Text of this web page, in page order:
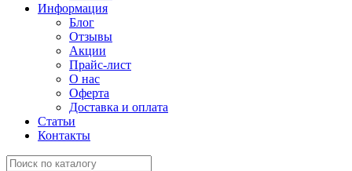
Информация
Блог
Отзывы
Акции
Прайс-лист
О нас
Оферта
Доставка и оплата
Статьи
Контакты